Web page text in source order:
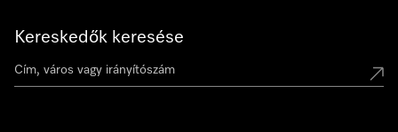
Kereskedők keresése